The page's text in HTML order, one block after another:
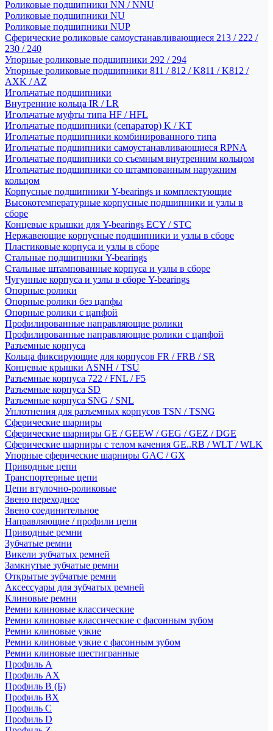
Роликовые подшипники NN / NNU
Роликовые подшипники NU
Роликовые подшипники NUP
Сферические роликовые самоустанавливающиеся 213 / 222 /
230 / 240
Упорные роликовые подшипники 292 / 294
Упорные роликовые подшипники 811 / 812 / K811 / K812 /
AXK / AZ
Игольчатые подшипники
Внутренние кольца IR / LR
Игольчатые муфты типа HF / HFL
Игольчатые подшипники (сепаратор) K / KT
Игольчатые подшипники комбинированного типа
Игольчатые подшипники самоустанавливающиеся RPNA
Игольчатые подшипники со съемным внутренним кольцом
Игольчатые подшипники со штампованным наружним
кольцом
Корпусные подшипники Y-bearings и комплектующие
Высокотемпературные корпусные подшипники и узлы в
сборе
Концевые крышки для Y-bearings ECY / STC
Нержавеющие корпусные подшипники и узлы в сборе
Пластиковые корпуса и узлы в сборе
Стальные подшипники Y-bearings
Стальные штампованные корпуса и узлы в сборе
Чугунные корпуса и узлы в сборе Y-bearings
Опорные ролики
Опорные ролики без цапфы
Опорные ролики с цапфой
Профилированные направляющие ролики
Профилированные направляющие ролики с цапфой
Разъемные корпуса
Кольца фиксирующие для корпусов FR / FRB / SR
Концевые крышки ASNH / TSU
Разъемные корпуса 722 / FNL / F5
Разъемные корпуса SD
Разъемные корпуса SNG / SNL
Уплотнения для разъемных корпусов TSN / TSNG
Сферические шарниры
Сферические шарниры GE / GEEW / GEG / GEZ / DGE
Сферические шарниры с телом качения GE..RB / WLT / WLK
Упорные сферические шарниры GAC / GX
Приводные цепи
Транспортерные цепи
Цепи втулочно-роликовые
Звено переходное
Звено соединительное
Направляющие / профили цепи
Приводные ремни
Зубчатые ремни
Викели зубчатых ремней
Замкнутые зубчатые ремни
Открытые зубчатые ремни
Аксессуары для зубчатых ремней
Клиновые ремни
Ремни клиновые классические
Ремни клиновые классические с фасонным зубом
Ремни клиновые узкие
Ремни клиновые узкие с фасонным зубом
Ремни клиновые шестигранные
Профиль A
Профиль AX
Профиль B (Б)
Профиль BX
Профиль C
Профиль D